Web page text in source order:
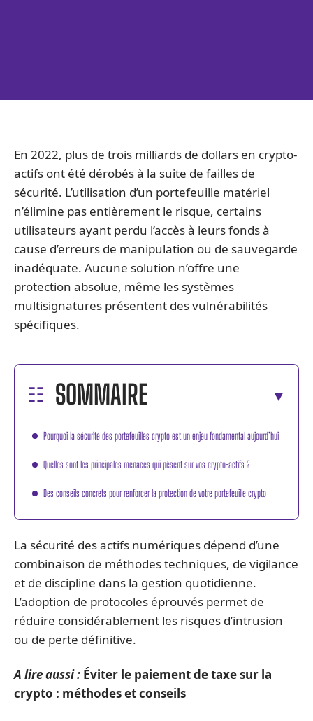
En 2022, plus de trois milliards de dollars en crypto-
actifs ont été dérobés à la suite de failles de
sécurité. L’utilisation d’un portefeuille matériel
n’élimine pas entièrement le risque, certains
utilisateurs ayant perdu l’accès à leurs fonds à
cause d’erreurs de manipulation ou de sauvegarde
inadéquate. Aucune solution n’offre une
protection absolue, même les systèmes
multisignatures présentent des vulnérabilités
spécifiques.
SOMMAIRE
Pourquoi la sécurité des portefeuilles crypto est un enjeu fondamental aujourd’hui
Quelles sont les principales menaces qui pèsent sur vos crypto-actifs ?
Des conseils concrets pour renforcer la protection de votre portefeuille crypto
La sécurité des actifs numériques dépend d’une
combinaison de méthodes techniques, de vigilance
et de discipline dans la gestion quotidienne.
L’adoption de protocoles éprouvés permet de
réduire considérablement les risques d’intrusion
ou de perte définitive.
A lire aussi : Éviter le paiement de taxe sur la
crypto : méthodes et conseils